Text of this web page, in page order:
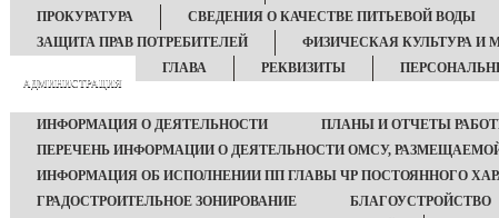
ПРОКУРАТУРА
СВЕДЕНИЯ О КАЧЕСТВЕ ПИТЬЕВОЙ ВОДЫ
ЗАЩИТА ПРАВ ПОТРЕБИТЕЛЕЙ
ФИЗИЧЕСКАЯ КУЛЬТУРА И
АДМИНИСТРАЦИЯ
ГЛАВА РЕКВИЗИТЫ
ИНФОРМАЦИЯ О ДЕЯТЕЛЬНОСТИ
ПЛАНЫ И ОТЧЕТЫ
ПЕРЕЧЕНЬ ИНФОРМАЦИИ О ДЕЯТЕЛЬНОСТИ ОМСУ, РАЗМЕЩАЕМОЙ
ИНФОРМАЦИЯ ОБ ИСПОЛНЕНИИ ПП ГЛАВЫ ЧР ПОСТОЯННОГО
ГРАДОСТРОИТЕЛЬНОЕ ЗОНИРОВАНИЕ
БЛАГОУСТРОЙСТВО